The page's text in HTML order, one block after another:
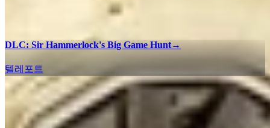
DLC: Sir Hammerlock's Big Game Hunt→
텔레포트